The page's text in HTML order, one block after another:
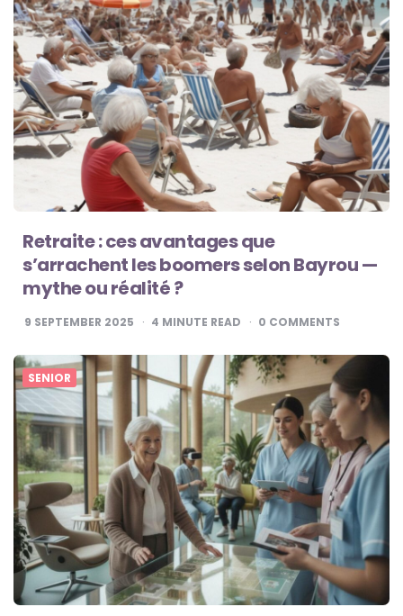
Retraite : ces avantages que
s’arrachent les boomers selon Bayrou —
mythe ou réalité ?
9 SEPTEMBER 2025 4 MINUTE READ 0 COMMENTS
SENIOR